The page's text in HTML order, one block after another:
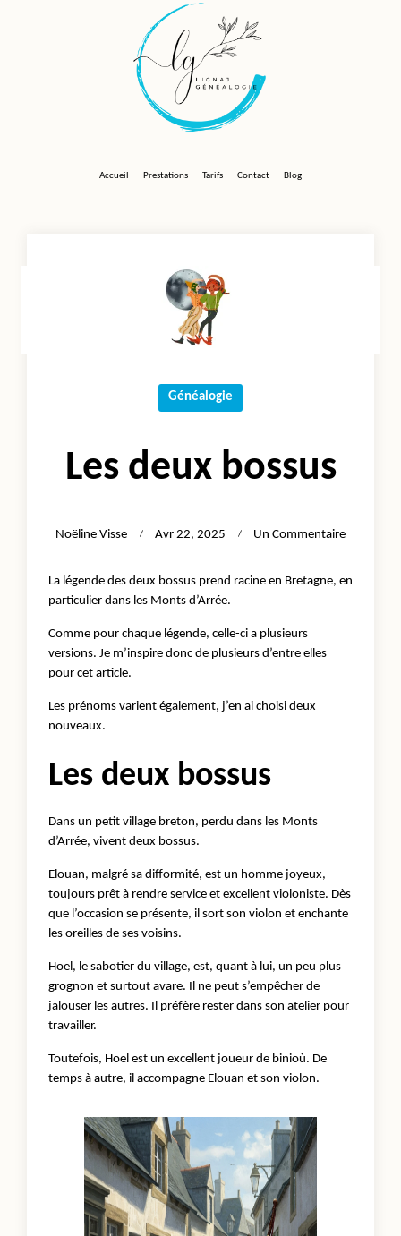
Accueil Prestations Tarifs Contact Blog
Généalogie
Les deux bossus
Noëline Visse Avr 22, 2025 Un CommentaireSur
La légende des deux bossus prend racine en Bretagne, en
particulier dans les Monts d’Arrée.
Comme pour chaque légende, celle-ci a plusieurs
versions. Je m’inspire donc de plusieurs d’entre elles
pour cet article.
Les prénoms varient également, j’en ai choisi deux
nouveaux.
Les deux bossus
Dans un petit village breton, perdu dans les Monts
d’Arrée, vivent deux bossus.
Elouan, malgré sa difformité, est un homme joyeux,
toujours prêt à rendre service et excellent violoniste. Dès
que l’occasion se présente, il sort son violon et enchante
les oreilles de ses voisins.
Hoel, le sabotier du village, est, quant à lui, un peu plus
grognon et surtout avare. Il ne peut s’empêcher de
jalouser les autres. Il préfère rester dans son atelier pour
travailler.
Toutefois, Hoel est un excellent joueur de binioù. De
temps à autre, il accompagne Elouan et son violon.